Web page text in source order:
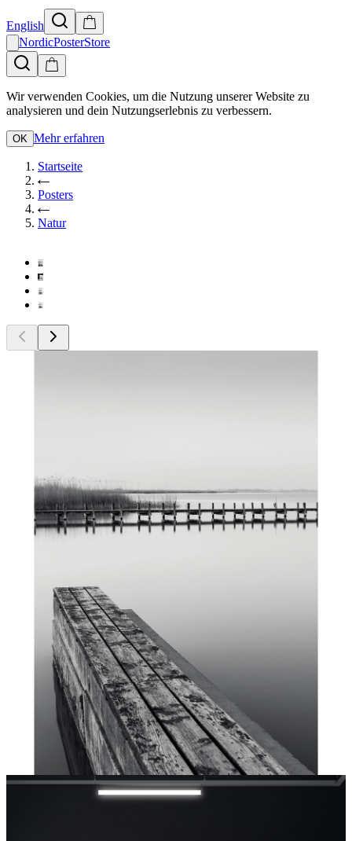
English
NordicPosterStore
Wir verwenden Cookies, um die Nutzung unserer Website zu
analysieren und dein Nutzungserlebnis zu verbessern.
OK Mehr erfahren
Startseite
Posters
Natur